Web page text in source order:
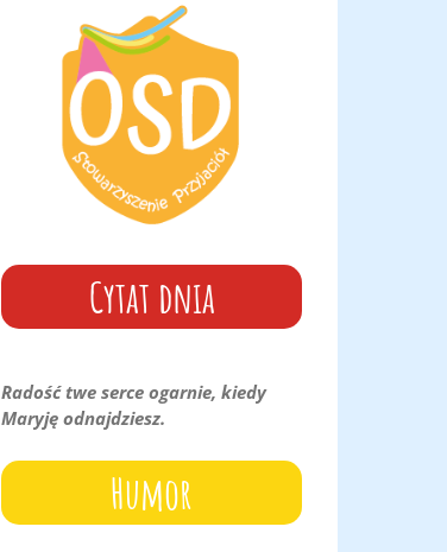
do
dołu
aby
zwiększyć
lub
Cytat dnia
Radość twe serce ogarnie, kiedy
Maryję odnajdziesz.
Humor